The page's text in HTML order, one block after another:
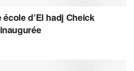
d’El hadj Cheick